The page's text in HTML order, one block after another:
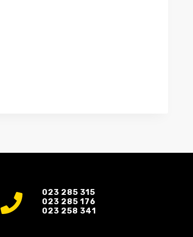
023 285 315
023 285 176
023 258 341